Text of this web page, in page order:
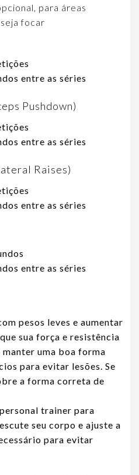
para áreas
focar
entre as séries
Pushdown)
entre as séries
Raises)
entre as séries
entre as séries
pesos leves e aumentar
sua força e resistência
uma boa forma
para evitar lesões. Se
a forma correta de
trainer para
seu corpo e ajuste a
para evitar